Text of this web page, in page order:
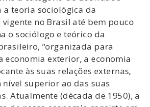
teoria sociológica da
no Brasil até bem pouco
o sociólogo e teórico da
“organizada para
economia exterior, a economia
às suas relações externas,
nível superior ao das suas
Atualmente (década de 1950), a